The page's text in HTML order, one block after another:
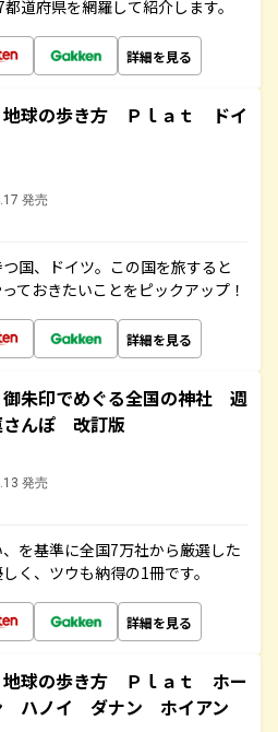
道府県を網羅して紹介します。
詳細を見る
球の歩き方 Ｐｌａｔ ドイ
発売
国、ドイツ。この国を旅すると
ておきたいことをピックアップ！
詳細を見る
朱印でめぐる全国の神社 週
さんぽ 改訂版
発売
、を基準に全国7万社から厳選した
く、ツウも納得の1冊です。
詳細を見る
球の歩き方 Ｐｌａｔ ホー
ハノイ ダナン ホイアン